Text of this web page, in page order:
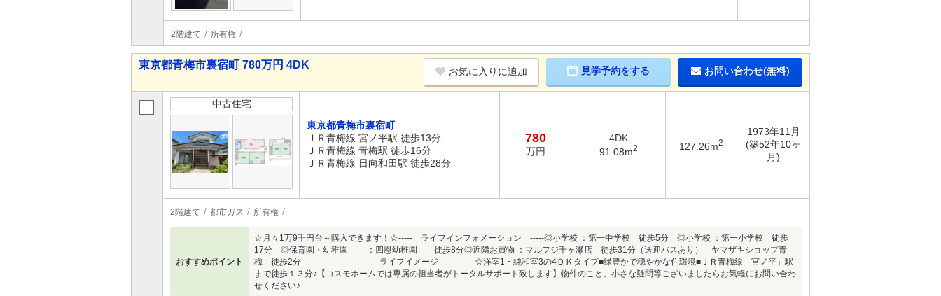
2階建て 所有権
東京都青梅市裏宿町 780万円 4DK
お気に入りに追加 見学予約をする お問い合わせ(無料)
中古住宅
東京都青梅市裏宿町
ＪＲ青梅線 宮ノ平駅 徒歩13分
ＪＲ青梅線 青梅駅 徒歩16分
ＪＲ青梅線 日向和田駅 徒歩28分
780
万円
4DK
91.08m2 127.26m2
1973年11月
(築52年10ヶ
月)
2階建て 都市ガス 所有権
おすすめポイント
☆月々1万9千円台～購入できます！☆----- ライフインフォメーション -----◎小学校 ：第一中学校 徒歩5分 ◎小学校 ：第一小学校 徒歩
17分 ◎保育園・幼稚園 ：四恩幼稚園 徒歩8分◎近隣お買物 ：マルフジ千ヶ瀬店 徒歩31分（送迎バスあり） ヤマザキショップ青
梅 徒歩2分 ---------- ライフイメージ ----------☆洋室1・純和室3の4ＤＫタイプ■緑豊かで穏やかな住環境■ＪＲ青梅線「宮ノ平」駅
まで徒歩１３分♪【コスモホームでは専属の担当者がトータルサポート致します】物件のこと、小さな疑問等ございましたらお気軽にお問い合わ
せください♪